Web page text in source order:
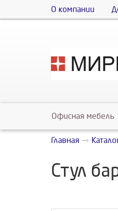
О компании
Офисная мебель
Главная
Стул